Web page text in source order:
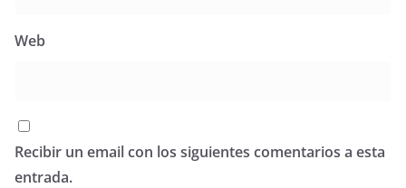
Web
Recibir un email con los siguientes comentarios a esta
entrada.